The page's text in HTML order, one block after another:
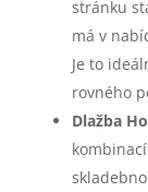
stránku
má v
Je to
rovného
Dlažba